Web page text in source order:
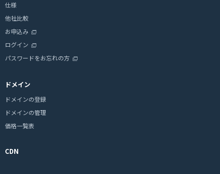
仕様
他社比較
お申込み
ログイン
パスワードをお忘れの方
ドメイン
ドメインの登録
ドメインの管理
価格一覧表
CDN